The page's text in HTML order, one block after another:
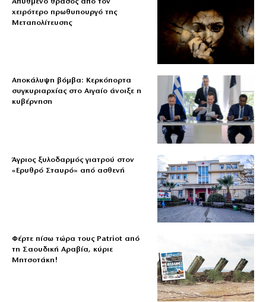
Απύθμενο θράσος από τον
χειρότερο πρωθυπουργό της
Μεταπολίτευσης
Αποκάλυψη βόμβα: Κερκόπορτα
συγκυριαρχίας στο Αιγαίο άνοιξε η
κυβέρνηση
Άγριος ξυλοδαρμός γιατρού στον
«Ερυθρό Σταυρό» από ασθενή
Φέρτε πίσω τώρα τους Patriot από
τη Σαουδική Αραβία, κύριε
Μητσοτάκη!